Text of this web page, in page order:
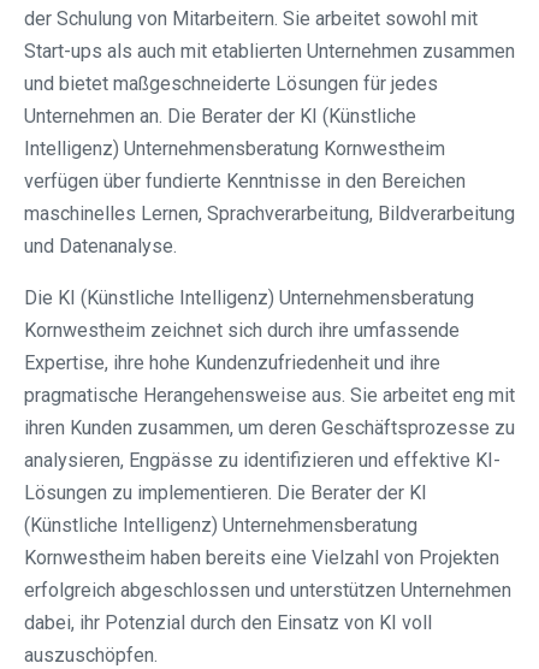
der Schulung von Mitarbeitern. Sie arbeitet sowohl mit
Start-ups als auch mit etablierten Unternehmen zusammen
und bietet maßgeschneiderte Lösungen für jedes
Unternehmen an. Die Berater der KI (Künstliche
Intelligenz) Unternehmensberatung Kornwestheim
verfügen über fundierte Kenntnisse in den Bereichen
maschinelles Lernen, Sprachverarbeitung, Bildverarbeitung
und Datenanalyse.
Die KI (Künstliche Intelligenz) Unternehmensberatung
Kornwestheim zeichnet sich durch ihre umfassende
Expertise, ihre hohe Kundenzufriedenheit und ihre
pragmatische Herangehensweise aus. Sie arbeitet eng mit
ihren Kunden zusammen, um deren Geschäftsprozesse zu
analysieren, Engpässe zu identifizieren und effektive KI-
Lösungen zu implementieren. Die Berater der KI
(Künstliche Intelligenz) Unternehmensberatung
Kornwestheim haben bereits eine Vielzahl von Projekten
erfolgreich abgeschlossen und unterstützen Unternehmen
dabei, ihr Potenzial durch den Einsatz von KI voll
auszuschöpfen.